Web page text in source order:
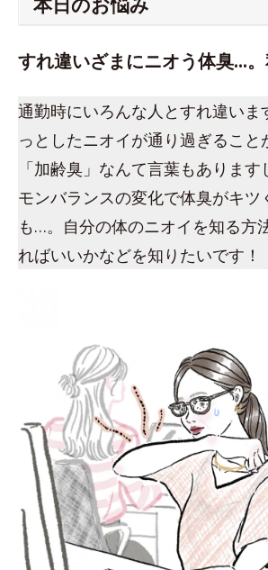
すれ違いざまにニオう体臭…
通勤時にいろんな人とすれ違いま
っとしたニオイが通り過ぎること
「加齢臭」なんて言葉もありま
モンバランスの変化で体臭がキツ
も…。自分の体のニオイを知る方
ればいいかなどを知りたいです！